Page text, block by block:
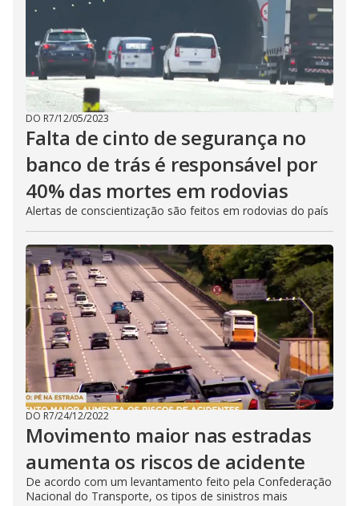
DO R7/12/05/2023
Falta de cinto de segurança no
banco de trás é responsável por
40% das mortes em rodovias
Alertas de conscientização são feitos em rodovias do país
DO R7/24/12/2022
Movimento maior nas estradas
aumenta os riscos de acidente
De acordo com um levantamento feito pela Confederação
Nacional do Transporte, os tipos de sinistros mais